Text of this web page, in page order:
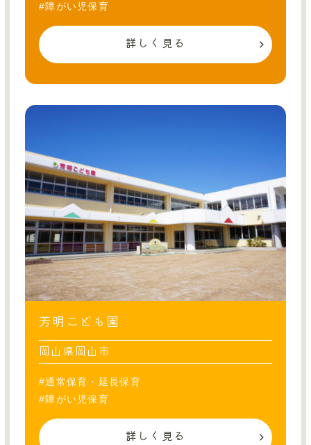
#障がい児保育
詳しく見る
芳明こども園
岡山県岡山市
#通常保育・延長保育
#障がい児保育
詳しく見る